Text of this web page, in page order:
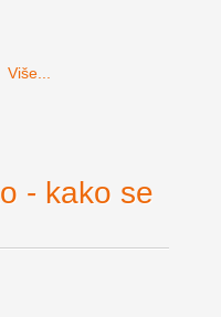
Više...
- kako se